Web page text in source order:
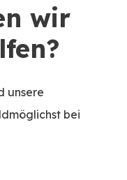
wir
unsere
bei